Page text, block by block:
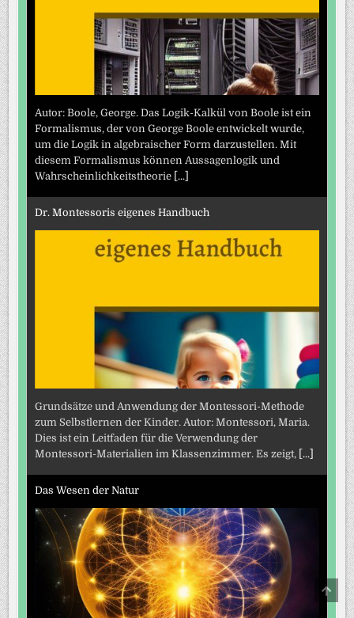
Autor: Boole, George. Das Logik-Kalkül von Boole ist ein
Formalismus, der von George Boole entwickelt wurde,
um die Logik in algebraischer Form darzustellen. Mit
diesem Formalismus können Aussagenlogik und
Wahrscheinlichkeitstheorie [...]
Dr. Montessoris eigenes Handbuch
Grundsätze und Anwendung der Montessori-Methode
zum Selbstlernen der Kinder. Autor: Montessori, Maria.
Dies ist ein Leitfaden für die Verwendung der
Montessori-Materialien im Klassenzimmer. Es zeigt,
[...]
Das Wesen der Natur
TO
TOP